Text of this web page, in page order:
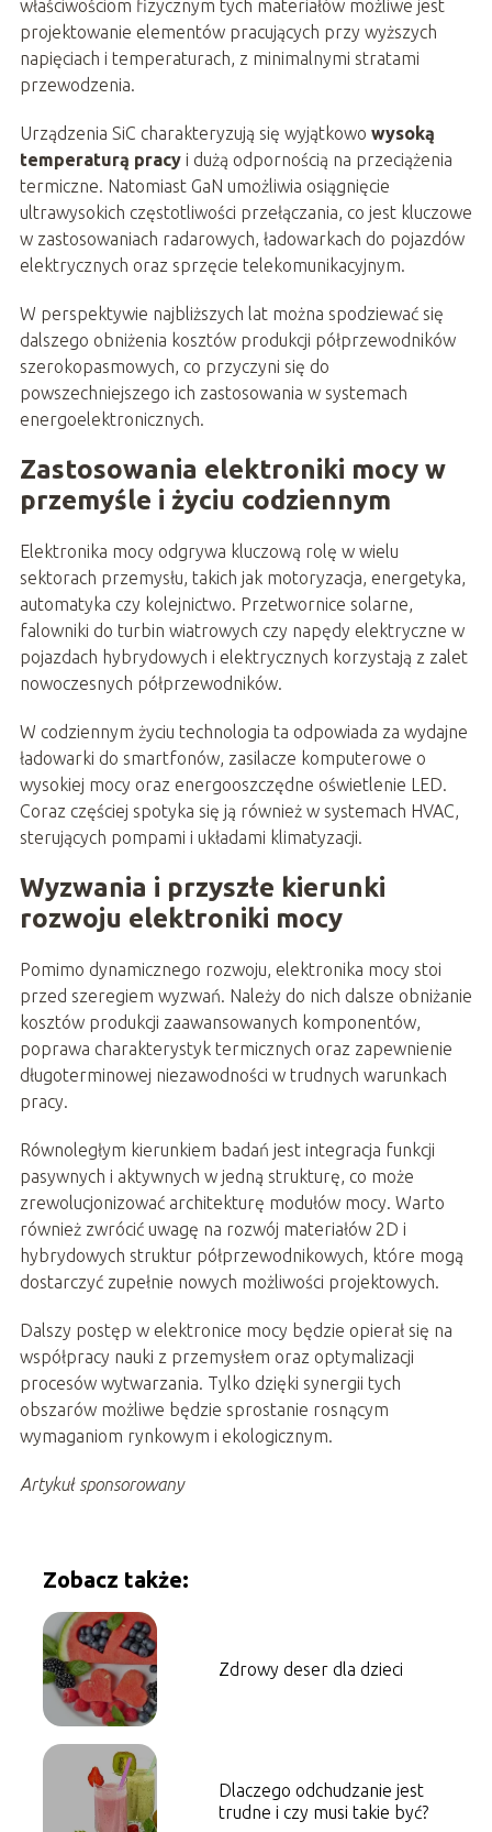
właściwościom fizycznym tych materiałów możliwe jest
projektowanie elementów pracujących przy wyższych
napięciach i temperaturach, z minimalnymi stratami
przewodzenia.
Urządzenia SiC charakteryzują się wyjątkowo wysoką
temperaturą pracyi dużą odpornością na przeciążenia
termiczne. Natomiast GaN umożliwia osiągnięcie
ultrawysokich częstotliwości przełączania, co jest kluczowe
w zastosowaniach radarowych, ładowarkach do pojazdów
elektrycznych oraz sprzęcie telekomunikacyjnym.
W perspektywie najbliższych lat można spodziewać się
dalszego obniżenia kosztów produkcji półprzewodników
szerokopasmowych, co przyczyni się do
powszechniejszego ich zastosowania w systemach
energoelektronicznych.
Zastosowania elektroniki mocy w
przemyśle i życiu codziennym
Elektronika mocy odgrywa kluczową rolę w wielu
sektorach przemysłu, takich jak motoryzacja, energetyka,
automatyka czy kolejnictwo. Przetwornice solarne,
falowniki do turbin wiatrowych czy napędy elektryczne w
pojazdach hybrydowych i elektrycznych korzystają z zalet
nowoczesnych półprzewodników.
W codziennym życiu technologia ta odpowiada za wydajne
ładowarki do smartfonów, zasilacze komputerowe o
wysokiej mocy oraz energooszczędne oświetlenie LED.
Coraz częściej spotyka się ją również w systemach HVAC,
sterujących pompami i układami klimatyzacji.
Wyzwania i przyszłe kierunki
rozwoju elektroniki mocy
Pomimo dynamicznego rozwoju, elektronika mocy stoi
przed szeregiem wyzwań. Należy do nich dalsze obniżanie
kosztów produkcji zaawansowanych komponentów,
poprawa charakterystyk termicznych oraz zapewnienie
długoterminowej niezawodności w trudnych warunkach
pracy.
Równoległym kierunkiem badań jest integracja funkcji
pasywnych i aktywnych w jedną strukturę, co może
zrewolucjonizować architekturę modułów mocy. Warto
również zwrócić uwagę na rozwój materiałów 2D i
hybrydowych struktur półprzewodnikowych, które mogą
dostarczyć zupełnie nowych możliwości projektowych.
Dalszy postęp w elektronice mocy będzie opierał się na
współpracy nauki z przemysłem oraz optymalizacji
procesów wytwarzania. Tylko dzięki synergii tych
obszarów możliwe będzie sprostanie rosnącym
wymaganiom rynkowym i ekologicznym.
Artykuł sponsorowany
Zobacz także:
Zdrowy deser dla dzieci
Dlaczego odchudzanie jest
trudne i czy musi takie być?